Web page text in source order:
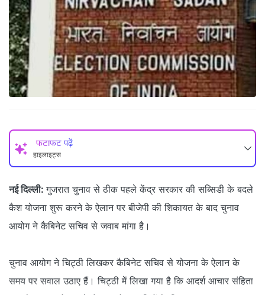
फटाफट पढ़ें
हाइलाइट्स
नई दिल्ली: गुजरात चुनाव से ठीक पहले केंद्र सरकार की सब्सिडी के बदले
कैश योजना शुरू करने के ऐलान पर बीजेपी की शिकायत के बाद चुनाव
आयोग ने कैबिनेट सचिव से जवाब मांगा है।
चुनाव आयोग ने चिट्ठी लिखकर कैबिनेट सचिव से योजना के ऐलान के
समय पर सवाल उठाए हैं। चिट्ठी में लिखा गया है कि आदर्श आचार संहिता